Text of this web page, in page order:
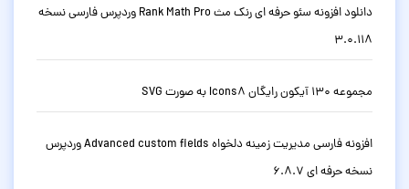
دانلود افزونه سئو حرفه ای رنک مث Rank Math Pro وردپرس فارسی نسخه
3.0.118
مجموعه 130 آیکون رایگان Icons8 به صورت SVG
افزونه فارسی مدیریت زمینه دلخواه Advanced custom fields وردپرس
نسخه حرفه ای 6.8.7